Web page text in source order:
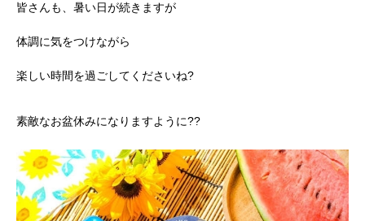
皆さんも、暑い日が続きますが
体調に気をつけながら
楽しい時間を過ごしてくださいね?
素敵なお盆休みになりますように??